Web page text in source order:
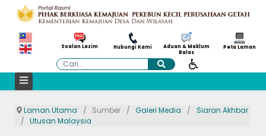
Soalan Lazim Hubungi Kami
Aduan & Maklum
Balas
Peta Laman
Cari
Laman Utama Sumber Galeri Media
Siaran Akhbar
Utusan Malaysia